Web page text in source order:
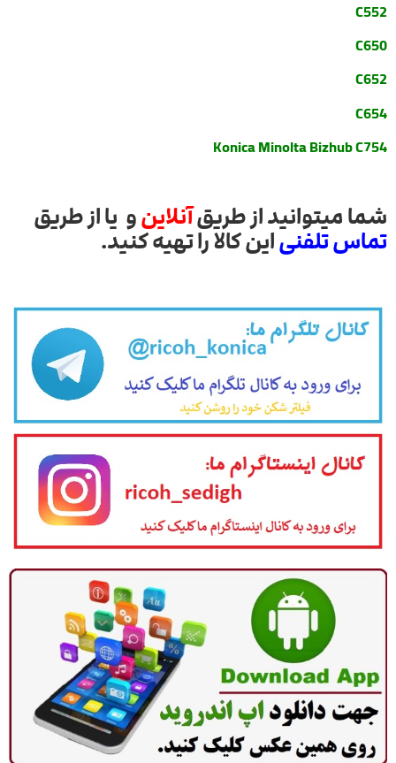
C552
C650
C652
C654
Konica Minolta Bizhub C754
شما میتوانید از طریقآنلاینو یا از طریق
تماس تلفنیاین کالا را تهیه کنید.